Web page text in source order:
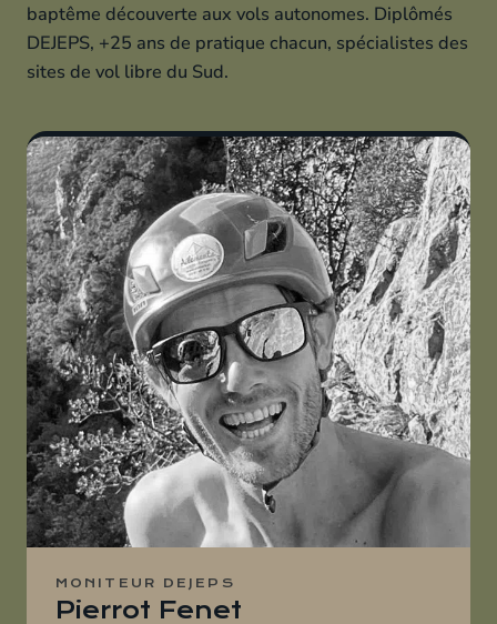
baptême découverte aux vols autonomes. Diplômés
DEJEPS, +25 ans de pratique chacun, spécialistes des
sites de vol libre du Sud.
MONITEUR DEJEPS
Pierrot Fenet